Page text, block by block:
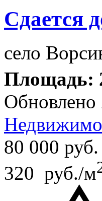
Сдается
село
Площадь:
80 000 руб.
320 руб./м